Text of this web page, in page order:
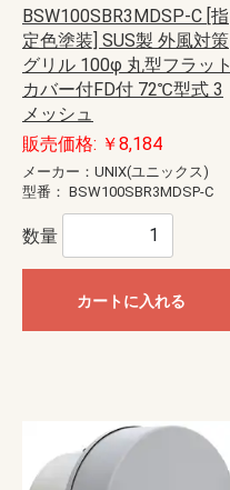
BSW100SBR3MDSP-C [指
定色塗装] SUS製 外風対策
グリル 100φ 丸型フラット
カバー付FD付 72℃型式 3
メッシュ
販売価格: ￥8,184
メーカー：UNIX(ユニックス)
型番： BSW100SBR3MDSP-C
数量
カートに入れる